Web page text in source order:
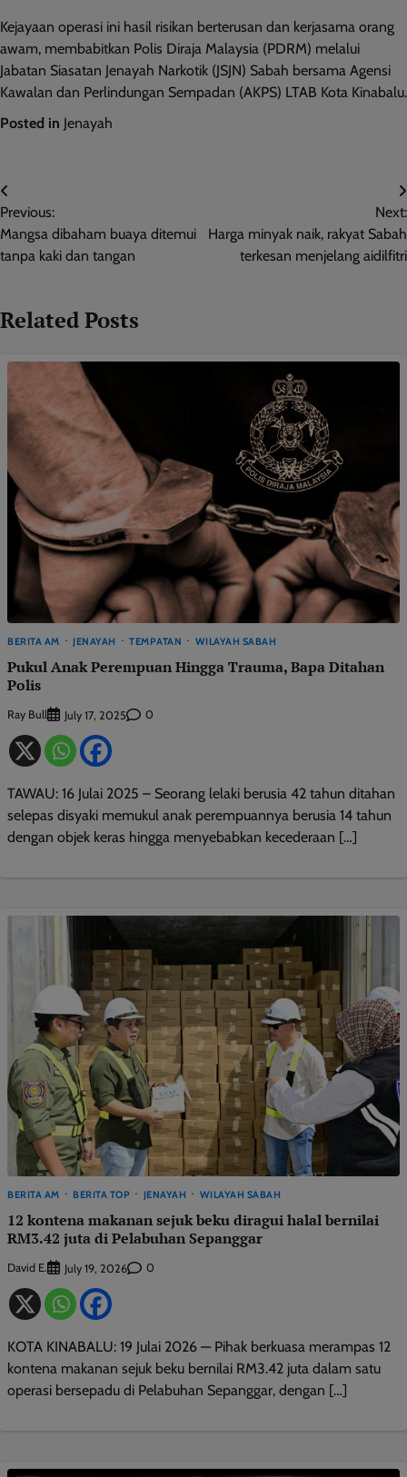
Kejayaan operasi ini hasil risikan berterusan dan kerjasama orang
awam, membabitkan Polis Diraja Malaysia (PDRM) melalui
Jabatan Siasatan Jenayah Narkotik (JSJN) Sabah bersama Agensi
Kawalan dan Perlindungan Sempadan (AKPS) LTAB Kota Kinabalu.
Posted in Jenayah
Post
navigation
Previous:
Mangsa dibaham buaya ditemui
tanpa kaki dan tangan
Next:
Harga minyak naik, rakyat Sabah
terkesan menjelang aidilfitri
Related Posts
BERITA AM JENAYAH TEMPATAN WILAYAH SABAH
Pukul Anak Perempuan Hingga Trauma, Bapa Ditahan
Polis
Ray Bull July 17, 2025 0
TAWAU: 16 Julai 2025 – Seorang lelaki berusia 42 tahun ditahan
selepas disyaki memukul anak perempuannya berusia 14 tahun
dengan objek keras hingga menyebabkan kecederaan […]
BERITA AM BERITA TOP JENAYAH WILAYAH SABAH
12 kontena makanan sejuk beku diragui halal bernilai
RM3.42 juta di Pelabuhan Sepanggar
David E. July 19, 2026 0
KOTA KINABALU: 19 Julai 2026 — Pihak berkuasa merampas 12
kontena makanan sejuk beku bernilai RM3.42 juta dalam satu
operasi bersepadu di Pelabuhan Sepanggar, dengan […]